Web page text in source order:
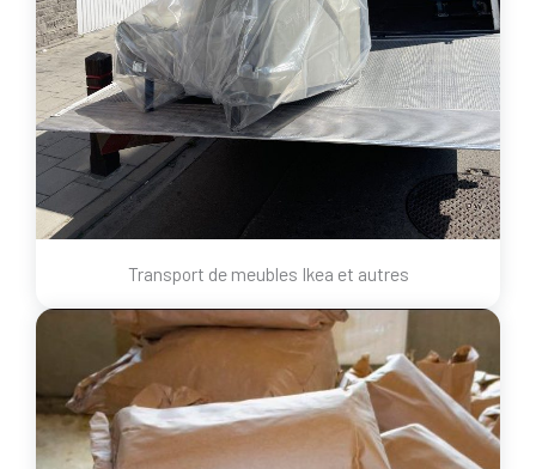
Transport de meubles Ikea et autres